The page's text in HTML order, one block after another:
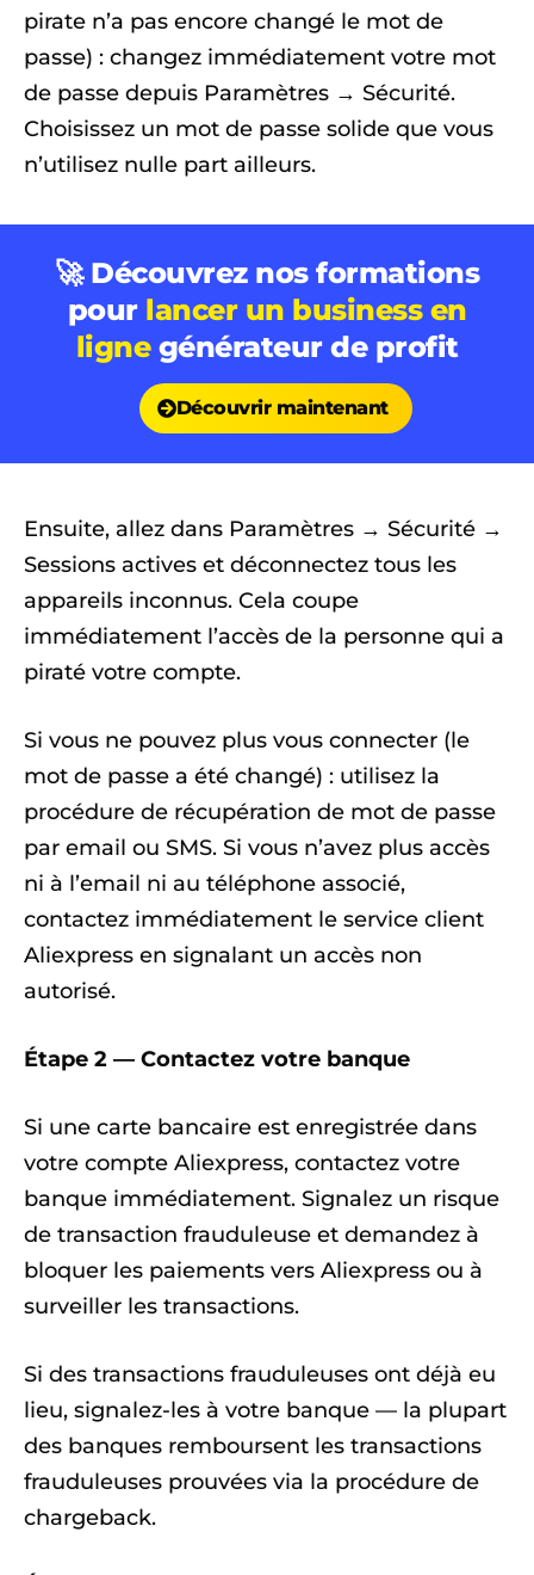
pirate n’a pas encore changé le mot de
passe) : changez immédiatement votre mot
de passe depuis Paramètres → Sécurité.
Choisissez un mot de passe solide que vous
n’utilisez nulle part ailleurs.
🚀 Découvrez nos formations
pour lancer un business en
lignegénérateur de profit
Découvrir maintenant
Ensuite, allez dans Paramètres → Sécurité →
Sessions actives et déconnectez tous les
appareils inconnus. Cela coupe
immédiatement l’accès de la personne qui a
piraté votre compte.
Si vous ne pouvez plus vous connecter (le
mot de passe a été changé) : utilisez la
procédure de récupération de mot de passe
par email ou SMS. Si vous n’avez plus accès
ni à l’email ni au téléphone associé,
contactez immédiatement le service client
Aliexpress en signalant un accès non
autorisé.
Étape 2 — Contactez votre banque
Si une carte bancaire est enregistrée dans
votre compte Aliexpress, contactez votre
banque immédiatement. Signalez un risque
de transaction frauduleuse et demandez à
bloquer les paiements vers Aliexpress ou à
surveiller les transactions.
Si des transactions frauduleuses ont déjà eu
lieu, signalez-les à votre banque — la plupart
des banques remboursent les transactions
frauduleuses prouvées via la procédure de
chargeback.